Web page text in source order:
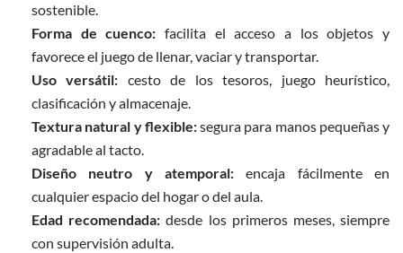
sostenible.
Forma de cuenco: facilita el acceso a los objetos y
favorece el juego de llenar, vaciar y transportar.
Uso versátil: cesto de los tesoros, juego heurístico,
clasificación y almacenaje.
Textura natural y flexible:segura para manos pequeñas y
agradable al tacto.
Diseño neutro y atemporal: encaja fácilmente en
cualquier espacio del hogar o del aula.
Edad recomendada: desde los primeros meses, siempre
con supervisión adulta.